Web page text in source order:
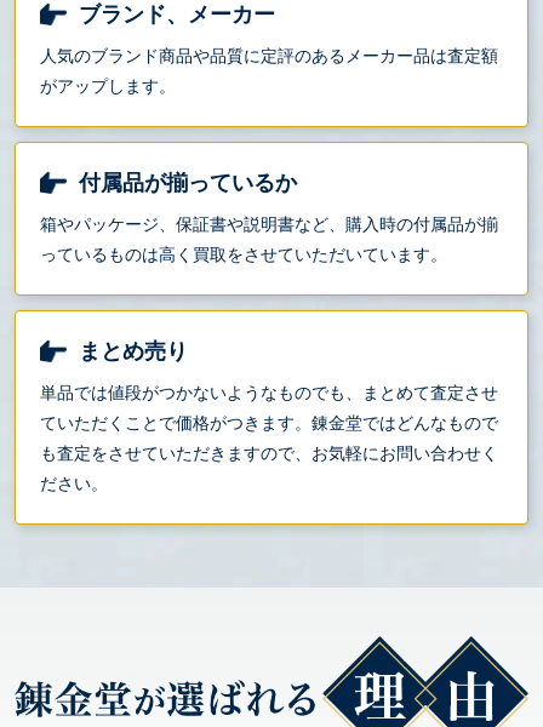
ブランド、メーカー
人気のブランド商品や品質に定評のあるメーカー品は査定額
がアップします。
付属品が揃っているか
箱やパッケージ、保証書や説明書など、購入時の付属品が揃
っているものは高く買取をさせていただいています。
まとめ売り
単品では値段がつかないようなものでも、まとめて査定させ
ていただくことで価格がつきます。錬金堂ではどんなもので
も査定をさせていただきますので、お気軽にお問い合わせく
ださい。